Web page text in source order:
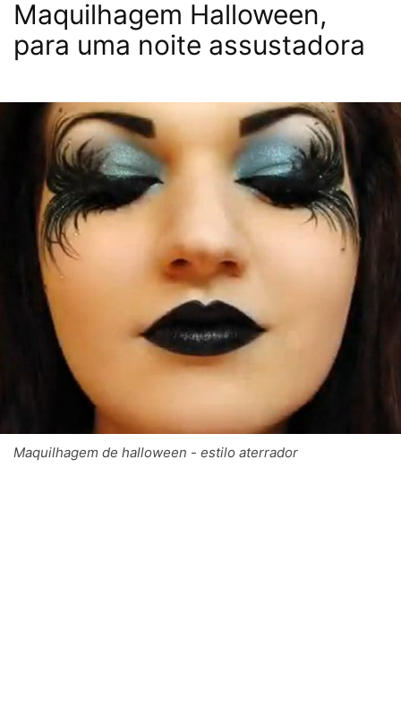
Maquilhagem Halloween,
para uma noite assustadora
Maquilhagem de halloween - estilo aterrador